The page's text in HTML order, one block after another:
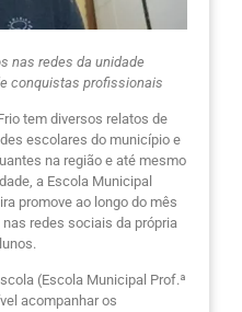
nas redes da unidade
conquistas profissionais
tem diversos relatos de
escolares do município e
na região e até mesmo
a Escola Municipal
promove ao longo do mês
redes sociais da própria
(Escola Municipal Prof.ª
acompanhar os